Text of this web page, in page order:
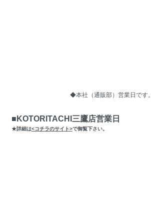
◆本社（通販部）営業日です。
■KOTORITACHI三鷹店営業日
★詳細は<コチラのサイト>で御覧下さい。